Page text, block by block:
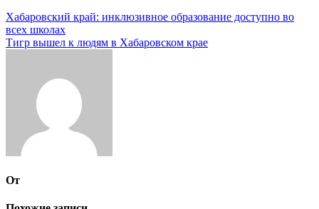
Навигация
по
Хабаровский край: инклюзивное образование доступно во
всех школах
Тигр вышел к людям в Хабаровском крае
От